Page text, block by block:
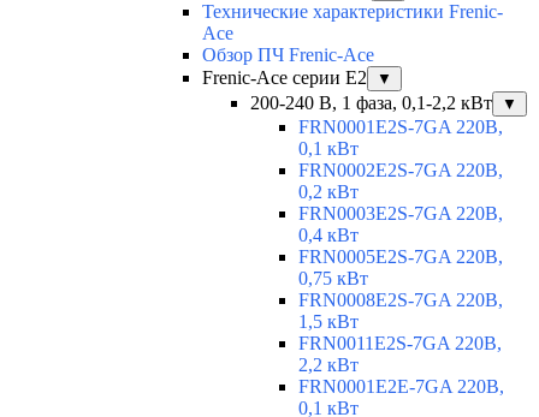
Технические характеристики Frenic-
Ace
Обзор ПЧ Frenic-Ace
Frenic-Ace серии E2
▼
200-240 В, 1 фаза, 0,1-2,2 кВт ▼
FRN0001E2S-7GA 220В,
0,1 кВт
FRN0002E2S-7GA 220В,
0,2 кВт
FRN0003E2S-7GA 220В,
0,4 кВт
FRN0005E2S-7GA 220В,
0,75 кВт
FRN0008E2S-7GA 220В,
1,5 кВт
FRN0011E2S-7GA 220В,
2,2 кВт
FRN0001E2E-7GA 220В,
0,1 кВт